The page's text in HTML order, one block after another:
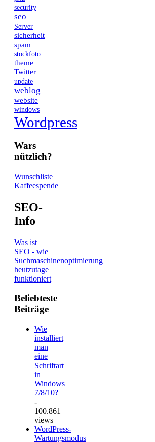
security
seo
Server
sicherheit
spam
stockfoto
theme
Twitter
update
weblog
website
windows
Wordpress
Wars
nützlich?
Wunschliste
Kaffeespende
SEO-
Info
Was ist
SEO - wie
Suchmaschinenoptimierung
heutzutage
funktioniert
Beliebteste
Beiträge
Wie
installiert
man
eine
Schriftart
in
Windows
7/8/10?
-
100.861
views
WordPress-
Wartungsmodus